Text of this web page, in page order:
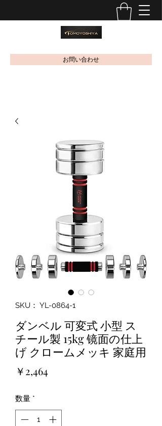
お問い合わせ
SKU： YL-0864-1
ダンベル 可変式 小型 ス
チール製 15kg 镜面の仕上
げ クロームメッキ 家庭用
￥2,464
数量 *